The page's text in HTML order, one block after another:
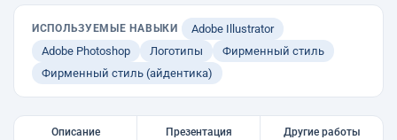
ИСПОЛЬЗУЕМЫЕ НАВЫКИ
Adobe Illustrator
Adobe Photoshop
Логотипы
Фирменный стиль
Фирменный стиль (айдентика)
Описание Презентация Другие работы